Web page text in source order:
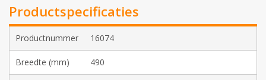
Productspecificaties
Productnummer 16074
Breedte (mm) 490